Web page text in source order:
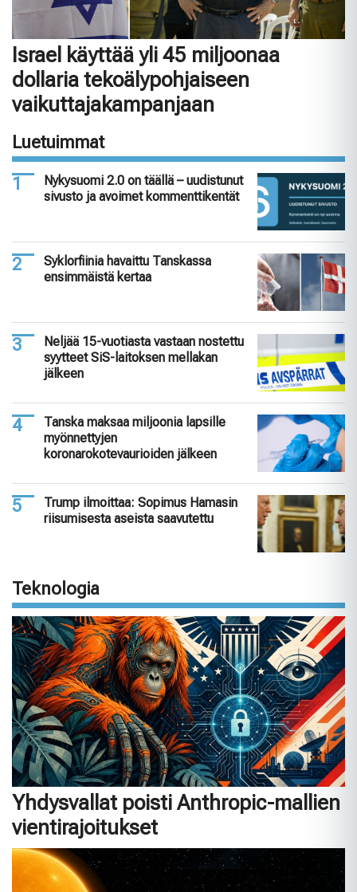
Israel käyttää yli 45 miljoonaa
dollaria tekoälypohjaiseen
vaikuttajakampanjaan
Luetuimmat
Nykysuomi 2.0 on täällä – uudistunut
sivusto ja avoimet kommenttikentät
Syklorfiinia havaittu Tanskassa
ensimmäistä kertaa
Neljää 15-vuotiasta vastaan nostettu
syytteet SiS-laitoksen mellakan
jälkeen
Tanska maksaa miljoonia lapsille
myönnettyjen
koronarokotevaurioiden jälkeen
Trump ilmoittaa: Sopimus Hamasin
riisumisesta aseista saavutettu
Teknologia
Yhdysvallat poisti Anthropic-mallien
vientirajoitukset